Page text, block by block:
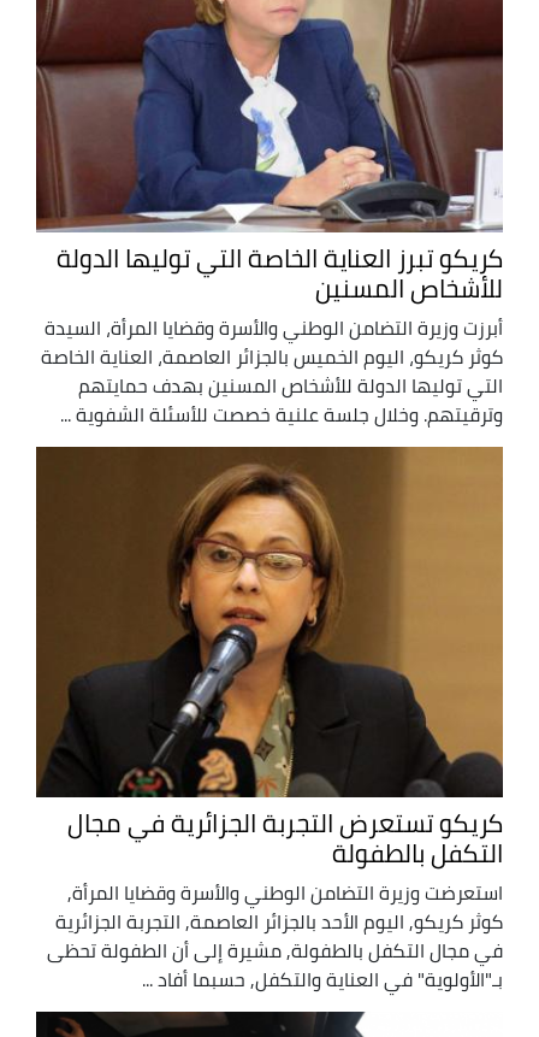
كريكو تبرز العناية الخاصة التي توليها الدولة
للأشخاص المسنين
أبرزت وزيرة التضامن الوطني والأسرة وقضايا المرأة، السيدة
كوثر كريكو، اليوم الخميس بالجزائر العاصمة، العناية الخاصة
التي توليها الدولة للأشخاص المسنين بهدف حمايتهم
وترقيتهم. وخلال جلسة علنية خصصت للأسئلة الشفوية ...
كريكو تستعرض التجربة الجزائرية في مجال
التكفل بالطفولة
استعرضت وزيرة التضامن الوطني والأسرة وقضايا المرأة,
كوثر كريكو, اليوم الأحد بالجزائر العاصمة, التجربة الجزائرية
في مجال التكفل بالطفولة, مشيرة إلى أن الطفولة تحظى
بـ"الأولوية" في العناية والتكفل, حسبما أفاد ...